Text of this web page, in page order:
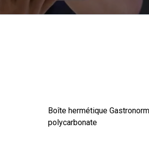
Boîte hermétique
polycarbonate